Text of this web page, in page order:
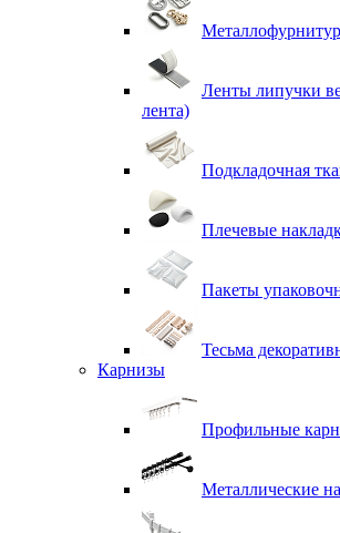
Ленты липучки
лента)
Подкладочная
Плечевые
Пакеты
Тесьма
Карнизы
Профильные
Металлические